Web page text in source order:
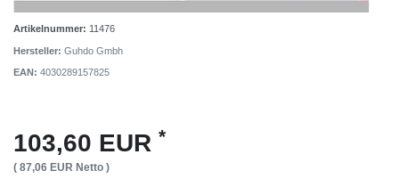
Artikelnummer: 11476
Hersteller: Guhdo Gmbh
EAN: 4030289157825
103,60 EUR *
( 87,06 EUR Netto )